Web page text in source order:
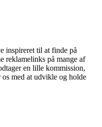
inspireret til at finde på
reklamelinks på mange af
en lille kommission,
med at udvikle og holde